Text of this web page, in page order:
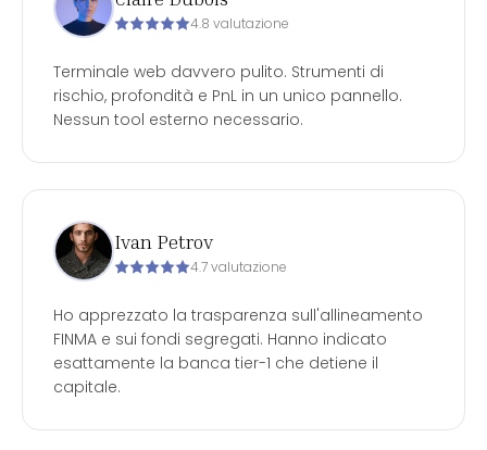
4.8 valutazione
Terminale web davvero pulito. Strumenti di
rischio, profondità e PnL in un unico pannello.
Nessun tool esterno necessario.
Ivan Petrov
4.7 valutazione
Ho apprezzato la trasparenza sull'allineamento
FINMA e sui fondi segregati. Hanno indicato
esattamente la banca tier-1 che detiene il
capitale.